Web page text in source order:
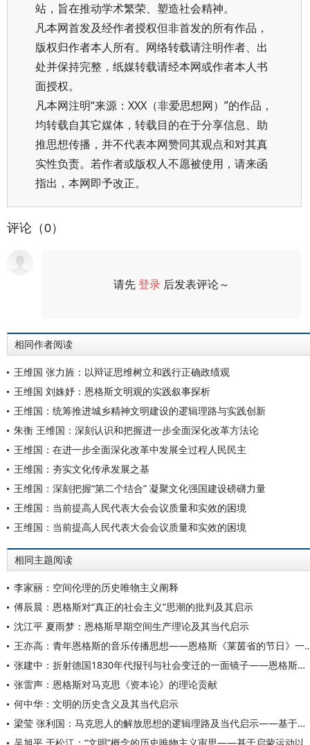
站，旨在推动学术繁荣、塑造社会精神。
凡本网首发及经作者授权但非首发的所有作品，
版权归作者本人所有。网络转载请注明作者、出
处并保持完整，纸媒转载请经本网或作者本人书
面授权。
凡本网注明“来源：XXX（非爱思想网）”的作品，
均转载自其它媒体，转载目的在于分享信息、助
推思想传播，并不代表本网赞同其观点和对其真
实性负责。若作者或版权人不愿被使用，请来函
指出，本网即予改正。
评论（0）
请先登录 后发表评论～
相同作者阅读
王维国 张力旌：以辩证思维树立和践行正确政绩观
王维国 刘姝妤：恩格斯文明观的实践叙事探析
王维国：统筹推进城乡精神文明建设的逻辑理路与实践创新
朱衡 王维国：深刻认识和把握进一步全面深化改革方法论
王维国：在进一步全面深化改革中发展全过程人民民主
王维国：夯实文化传承发展之基
王维国：深刻把握“第二个结合” 凝聚文化强国建设磅礴力量
王维国：当前提高人民代表大会会议质量和实效的困境
王维国：当前提高人民代表大会会议质量和实效的困境
相同主题阅读
李家丽：空间伦理的历史唯物主义阐释
傅辰晨：恩格斯对“真正的社会主义”思潮的批判及其启示
沈江平 夏雨梦：恩格斯早期空间生产理论及其当代启示
王亦高：青年恩格斯的音乐传播
张建中：折射德国1830年代报刊与社会变迁的一面镜子——恩格斯《刊物》一文考证
张雷声：恩格斯对马克思《资本论》的理论贡献
何中华：文明的历史含义及其当代启示
梁莹 张利国：马克思人的解放思想的逻辑理路及当代启示——基于《〈黑格尔法哲学批判〉导言》的探究